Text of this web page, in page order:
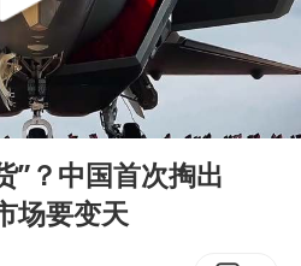
36岁男演员成景区NPC后人气爆棚
健身事业高质量发展
国会主席赛宋蓬逝世
”？中国首次掏出
场要变天